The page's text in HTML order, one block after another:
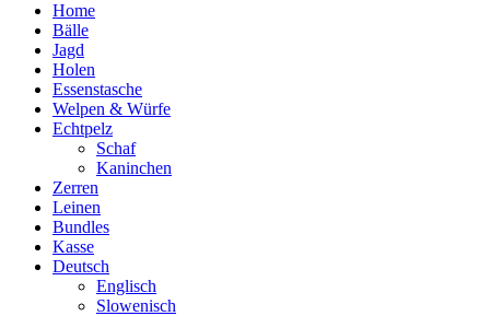
Home
Bälle
Jagd
Holen
Essenstasche
Welpen & Würfe
Echtpelz
Schaf
Kaninchen
Zerren
Leinen
Bundles
Kasse
Deutsch
Englisch
Slowenisch